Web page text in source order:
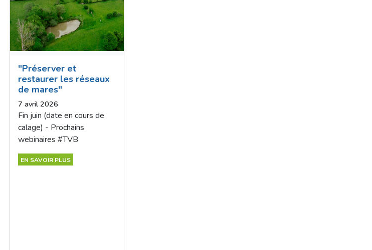
"Préserver et
restaurer les réseaux
de mares"
7 avril 2026
Fin juin (date en cours de
calage) - Prochains
webinaires #TVB
EN SAVOIR PLUS